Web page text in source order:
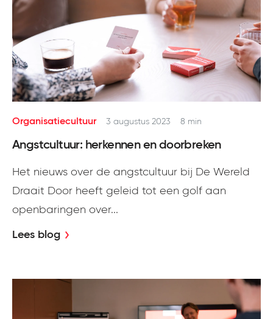
Organisatiecultuur 3 augustus 2023 8 min
Angstcultuur: herkennen en doorbreken
Het nieuws over de angstcultuur bij De Wereld
Draait Door heeft geleid tot een golf aan
openbaringen over...
Lees blog